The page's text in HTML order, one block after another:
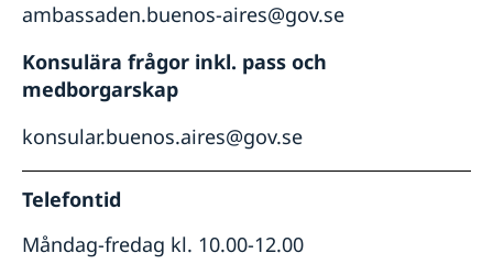
ambassaden.buenos-aires@gov.se
Konsulära frågor inkl. pass och
medborgarskap
konsular.buenos.aires@gov.se
Telefontid
Måndag-fredag kl. 10.00-12.00